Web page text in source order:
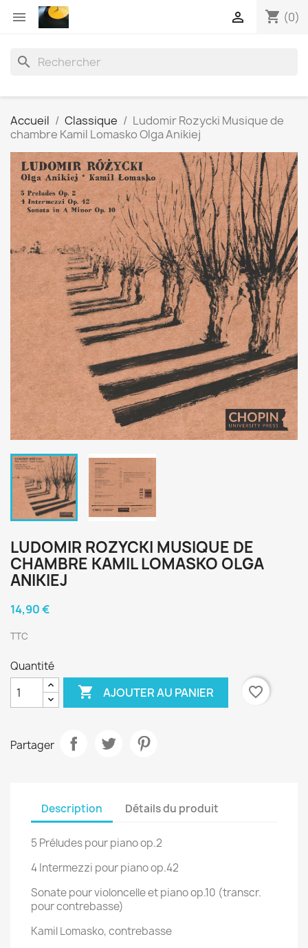
 shopping_cart (0)

search
Accueil Classique
Ludomir Rozycki Musique de
chambre Kamil Lomasko Olga Anikiej
LUDOMIR ROZYCKI MUSIQUE DE
CHAMBRE KAMIL LOMASKO OLGA
ANIKIEJ
14,90 €
TTC
Quantité
 AJOUTER AU PANIER favorite_border
Partager
Description Détails du produit
5 Préludes pour piano op.2
4 Intermezzi pour piano op.42
Sonate pour violoncelle et piano op.10 (transcr.
pour contrebasse)
Kamil Lomasko, contrebasse